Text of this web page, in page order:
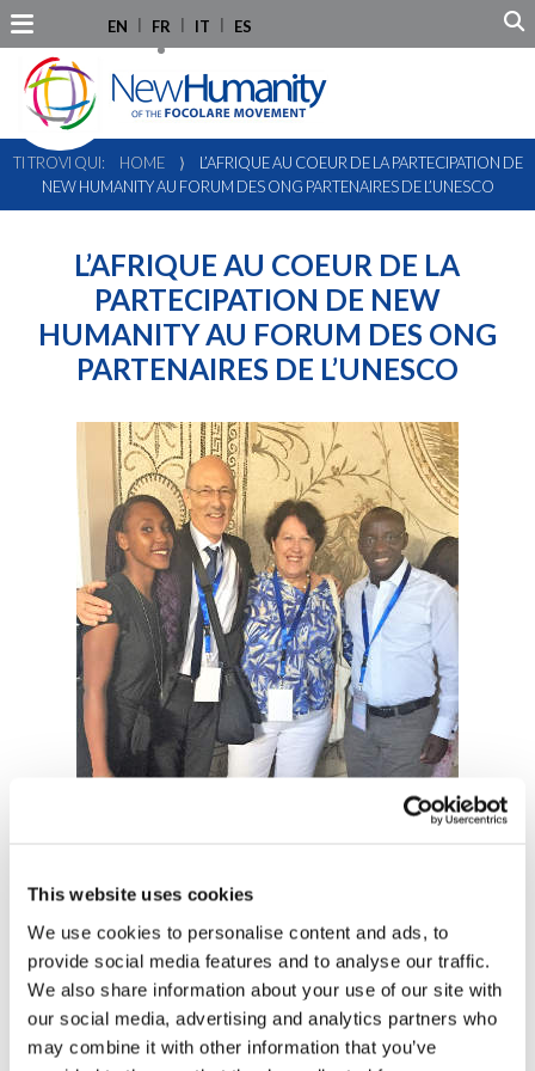
This website uses cookies
We use cookies to personalise content and ads, to
provide social media features and to analyse our traffic.
We also share information about your use of our site with
our social media, advertising and analytics partners who
may combine it with other information that you’ve
EN FR IT ES
TI TROVI QUI: HOME ⟩
L’AFRIQUE AU COEUR DE LA PARTECIPATION DE
NEW HUMANITY AU FORUM DES ONG PARTENAIRES DE L’UNESCO
L’AFRIQUE AU COEUR DE LA
PARTECIPATION DE NEW
HUMANITY AU FORUM DES ONG
PARTENAIRES DE L’UNESCO
26-27 septembre 2018, Tunis